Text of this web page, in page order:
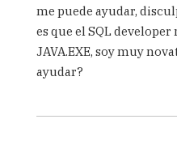
Va
de
coña!
Drakon
me puede ayudar,
es que el SQL developer
JAVA.EXE, soy muy
ayudar?